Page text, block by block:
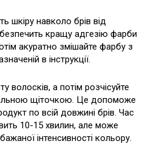
шкіру навколо брів від
кращу адгезію фарби
акуратно змішайте фарбу з
в інструкції.
волосків, а потім розчісуйте
щіточкою. Це допоможе
по всій довжині брів. Час
10-15 хвилин, але може
інтенсивності кольору.